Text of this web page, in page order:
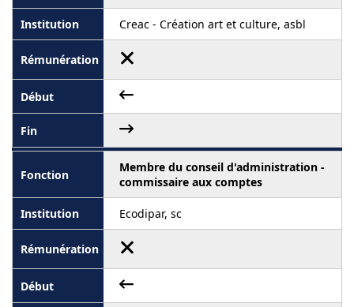
Creac - Création art et culture, asbl
Membre du conseil d'administration -
commissaire aux comptes
Ecodipar, sc